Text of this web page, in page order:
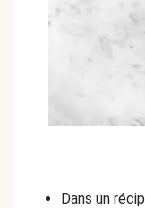
Dans un